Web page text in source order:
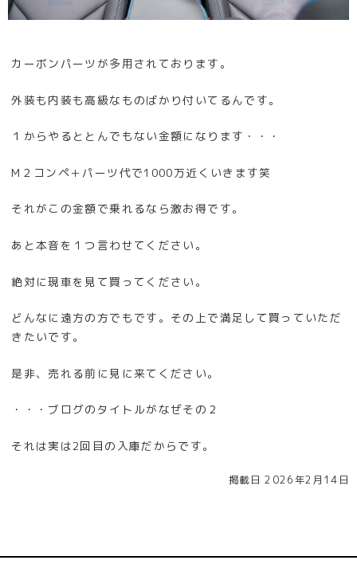
カーボンパーツが多用されております。
外装も内装も高級なものばかり付いてるんです。
１からやるととんでもない金額になります・・・
M２コンペ＋パーツ代で1000万近くいきます笑
それがこの金額で乗れるなら激お得です。
あと本音を１つ言わせてください。
絶対に現車を見て買ってください。
どんなに遠方の方でもです。その上で満足して買っていただ
きたいです。
是非、売れる前に見に来てください。
・・・ブログのタイトルがなぜその２
それは実は2回目の入庫だからです。
掲載日 2026年2月14日